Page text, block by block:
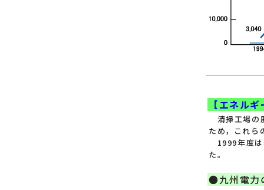
【エネル
清掃工場の
ため，これら
1999年度は
た。
●九州電力